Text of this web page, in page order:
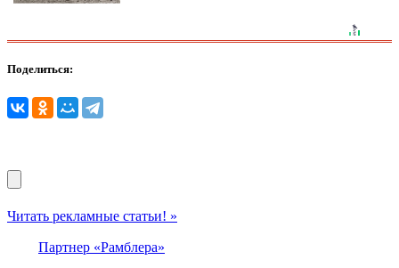
Поделиться:
Читать рекламные статьи! »
Партнер «Рамблера»